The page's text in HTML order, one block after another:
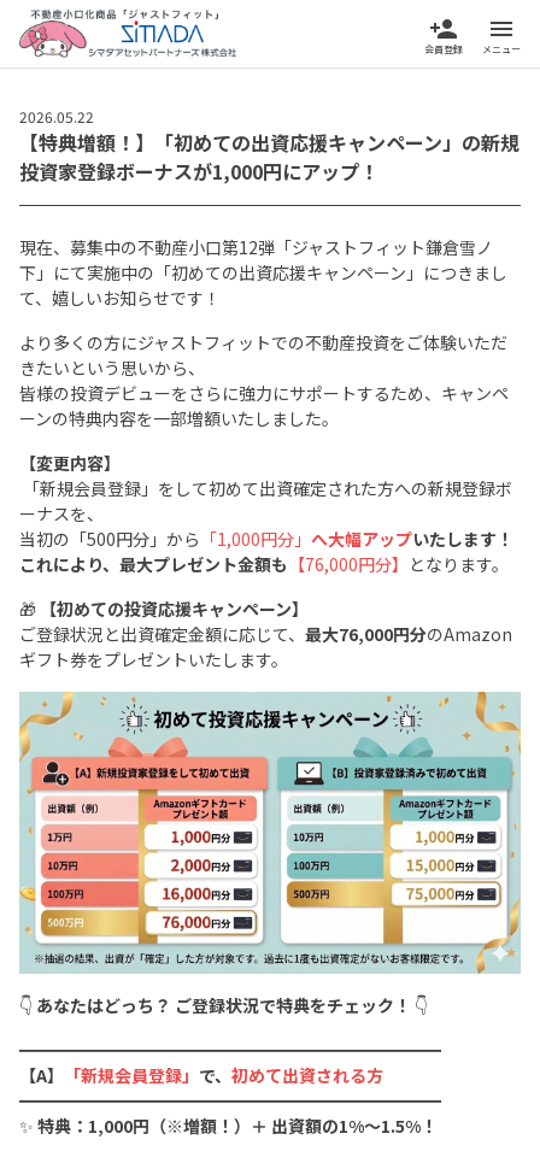
person_add
会員登録
menu
メニュー
2026.05.22
【特典増額！】「初めての出資応援キャンペーン」の新規
投資家登録ボーナスが1,000円にアップ！
現在、募集中の不動産小口第12弾「ジャストフィット鎌倉雪ノ
下」にて実施中の「初めての出資応援キャンペーン」につきまし
て、嬉しいお知らせです！
より多くの方にジャストフィットでの不動産投資をご体験いただ
きたいという思いから、
皆様の投資デビューをさらに強力にサポートするため、キャンペ
ーンの特典内容を一部増額いたしました。
【変更内容】
「新規会員登録」をして初めて出資確定された方への新規登録ボ
ーナスを、
当初の「500円分」から 「1,000円分」 へ大幅アップいたします！
これにより、最大プレゼント金額も 【76,000円分】 となります。
🎁
【初めての投資応援キャンペーン】
ご登録状況と出資確定金額に応じて、 最大76,000円分のAmazon
ギフト券をプレゼントいたします。
👇 あなたはどっち？ ご登録状況で特典をチェック！ 👇
━━━━━━━━━━━━━━━━━━━━━━━━━
【A】
「新規会員登録」 で、 初めて出資される方
━━━━━━━━━━━━━━━━━━━━━━━━━
✨ 特典：1,000円（※増額！）＋ 出資額の1%〜1.5%！